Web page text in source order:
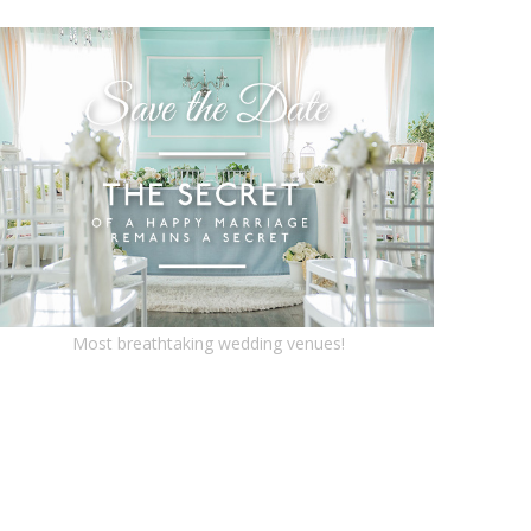
Most breathtaking wedding venues!